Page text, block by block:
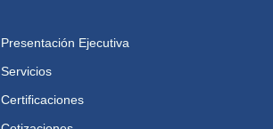
Presentación Ejecutiva
Servicios
Certificaciones